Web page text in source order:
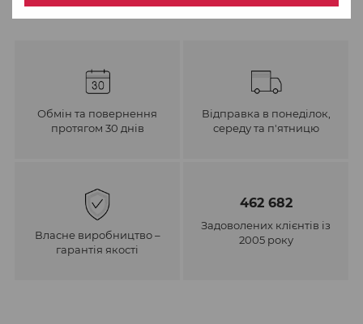
Обмін та повернення
протягом 30 днів
Відправка в понеділок,
середу та п'ятницю
Власне виробництво –
гарантія якості
462 682
Задоволених клієнтів із
2005 року